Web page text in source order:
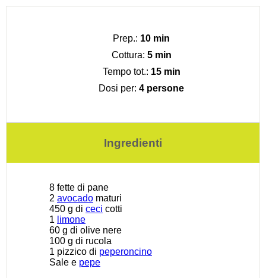
Prep.: 10 min
Cottura: 5 min
Tempo tot.: 15 min
Dosi per: 4 persone
Ingredienti
8 fette di pane
2 avocado maturi
450 g di ceci cotti
1 limone
60 g di olive nere
100 g di rucola
1 pizzico di peperoncino
Sale e pepe